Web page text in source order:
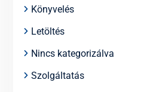
Könyvelés
Letöltés
Nincs kategorizálva
Szolgáltatás